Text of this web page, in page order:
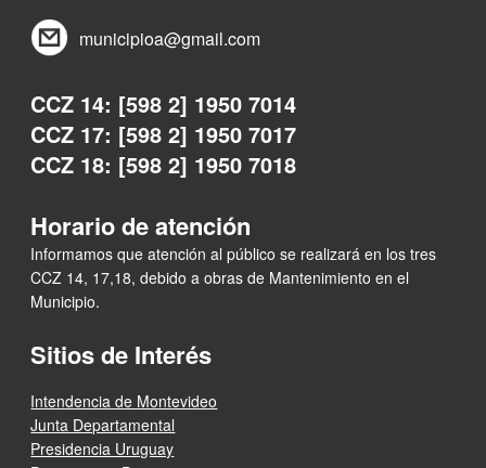
municipioa@gmail.com
CCZ 14: [598 2] 1950 7014
CCZ 17: [598 2] 1950 7017
CCZ 18: [598 2] 1950 7018
Horario de atención
Informamos que atención al público se realizará en los tres
CCZ 14, 17,18, debido a obras de Mantenimiento en el
Municipio.
Sitios de Interés
Intendencia de Montevideo
Junta Departamental
Presidencia Uruguay